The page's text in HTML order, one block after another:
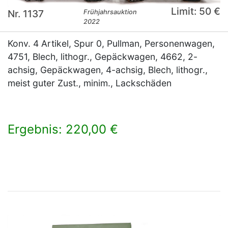
Nr. 1137
Frühjahrsauktion
2022
Limit: 50 €
Konv. 4 Artikel, Spur 0, Pullman, Personenwagen,
4751, Blech, lithogr., Gepäckwagen, 4662, 2-
achsig, Gepäckwagen, 4-achsig, Blech, lithogr.,
meist guter Zust., minim., Lackschäden
Ergebnis: 220,00 €